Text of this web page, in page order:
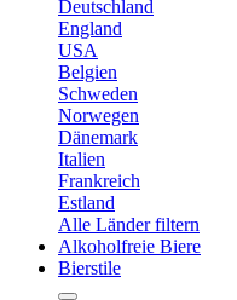
Deutschland
England
USA
Belgien
Schweden
Norwegen
Dänemark
Italien
Frankreich
Estland
Alle Länder filtern
Alkoholfreie Biere
Bierstile